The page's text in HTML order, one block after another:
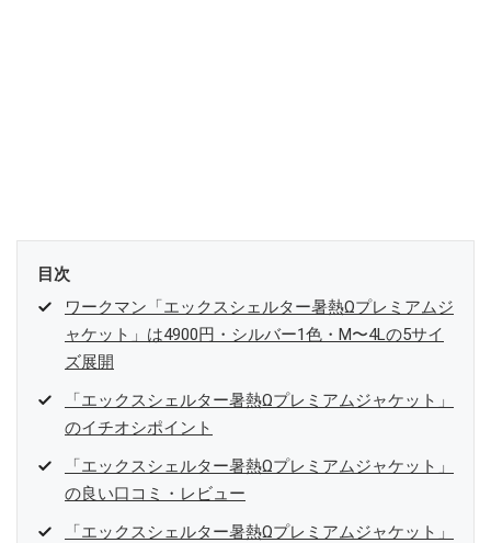
目次
ワークマン「エックスシェルター暑熱Ωプレミアムジ
ャケット」は4900円・シルバー1色・M〜4Lの5サイ
ズ展開
「エックスシェルター暑熱Ωプレミアムジャケット」
のイチオシポイント
「エックスシェルター暑熱Ωプレミアムジャケット」
の良い口コミ・レビュー
「エックスシェルター暑熱Ωプレミアムジャケット」